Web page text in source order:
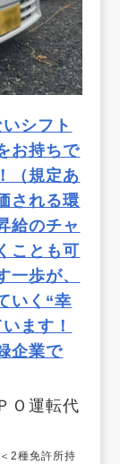
シフト
お持ちで
（規定あ
される環
給のチャ
ことも可
一歩が、
いく“幸
ます！
企業で
Ｏ運転代
2種免許所持